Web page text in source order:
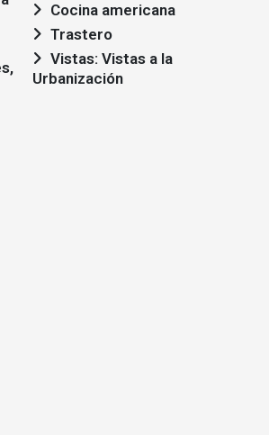
Cocina americana
Trastero
Urbanización